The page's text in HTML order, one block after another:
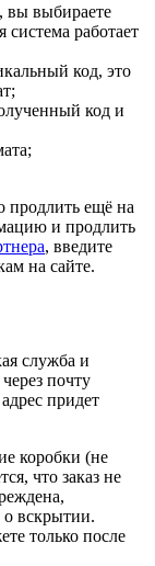
вы выбираете
система работает
код, это
код и
продлить ещё на
и продлить
, введите
на сайте.
служба и
почту
придет
коробки (не
что заказ не
о вскрытии.
только после